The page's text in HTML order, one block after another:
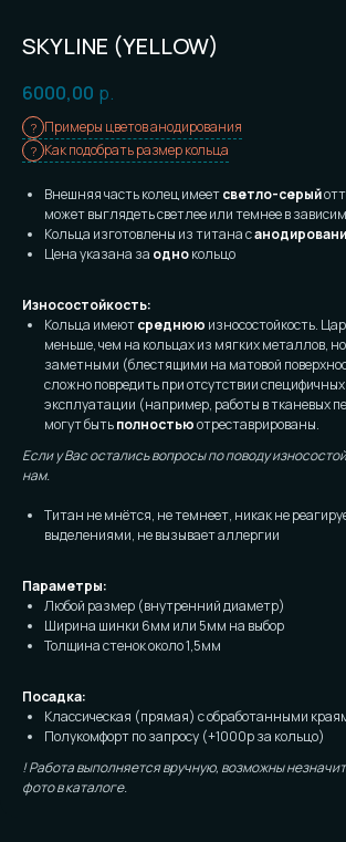
SKYLINE (YELLOW)
6000,00 р.
Примеры цветов анодирования
Как подобрать размер кольца
Внешняя часть колец имеетсветло-серый
может выглядеть светлее или темнее в
Кольца изготовлены из титана с
Цена указана за однокольцо
Износостойкость:
Кольца имеютсреднюю износостойкость.
меньше, чем на кольцах из мягких металлов,
заметными (блестящими на матовой
сложно повредить при отсутствии
эксплуатации (например, работы в тканевых
могут бытьполностьюотреставрированы.
Если у Вас остались вопросы по поводу
нам.
Титан не мнётся, не темнеет, никак не
выделениями, не вызывает аллергии
Параметры:
Любой размер (внутренний диаметр)
Ширина шинки 6мм или 5мм на выбор
Толщина стенок около 1,5мм
Посадка:
Классическая (прямая) с обработанными
Полукомфорт по запросу (+1000р за кольцо)
! Работа выполняется вручную, возможны
фото в каталоге.